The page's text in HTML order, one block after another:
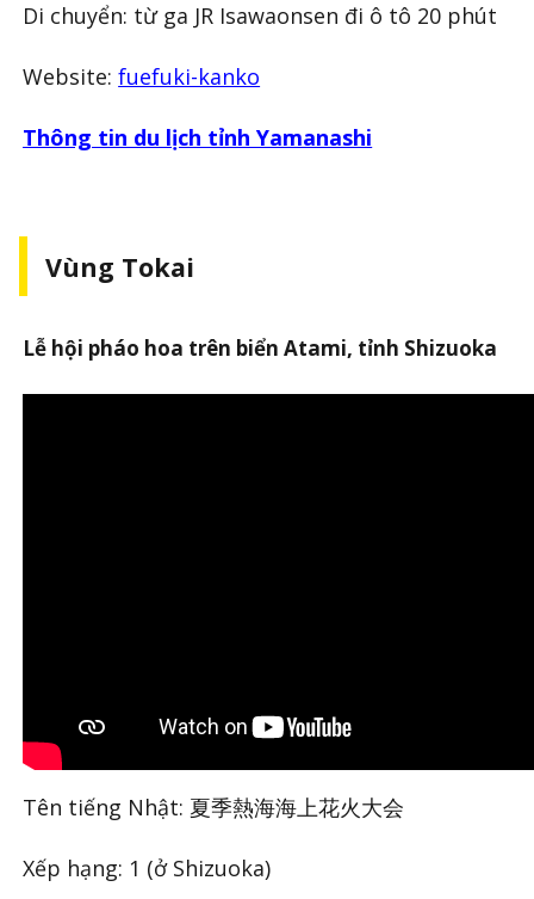
Di chuyển: từ ga JR Isawaonsen đi ô tô 20 phút
Website:fuefuki-kanko
Thông tin du lịch tỉnh Yamanashi
Vùng Tokai
Lễ hội pháo hoa trên biển Atami, tỉnh Shizuoka
Tên tiếng Nhật: 夏季熱海海上花火大会
Xếp hạng: 1 (ở Shizuoka)